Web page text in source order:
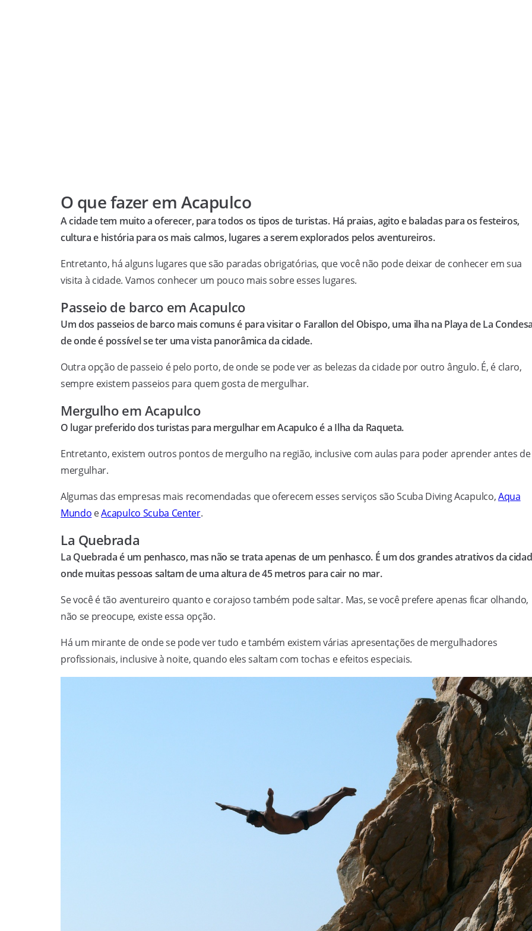
O que fazer em Acapulco
A cidade tem muito a oferecer, para todos os tipos de turistas. Há praias, agito e baladas para os festeiros,
cultura e história para os mais calmos, lugares a serem explorados pelos aventureiros.
Entretanto, há alguns lugares que são paradas obrigatórias, que você não pode deixar de conhecer em sua
visita à cidade. Vamos conhecer um pouco mais sobre esses lugares.
Passeio de barco em Acapulco
Um dos passeios de barco mais comuns é para visitar o Farallon del Obispo, uma ilha na Playa de La
de onde é possível se ter uma vista panorâmica da cidade.
Outra opção de passeio é pelo porto, de onde se pode ver as belezas da cidade por outro ângulo. É, é claro,
sempre existem passeios para quem gosta de mergulhar.
Mergulho em Acapulco
O lugar preferido dos turistas para mergulhar em Acapulco é a Ilha da Raqueta.
Entretanto, existem outros pontos de mergulho na região, inclusive com aulas para poder aprender antes de
mergulhar.
Algumas das empresas mais recomendadas que oferecem esses serviços são Scuba Diving Acapulco,Aqua
Mundo eAcapulco Scuba Center.
La Quebrada
La Quebrada é um penhasco, mas não se trata apenas de um penhasco. É um dos grandes atrativos da
onde muitas pessoas saltam de uma altura de 45 metros para cair no mar.
Se você é tão aventureiro quanto e corajoso também pode saltar. Mas, se você prefere apenas ficar olhando,
não se preocupe, existe essa opção.
Há um mirante de onde se pode ver tudo e também existem várias apresentações de mergulhadores
profissionais, inclusive à noite, quando eles saltam com tochas e efeitos especiais.